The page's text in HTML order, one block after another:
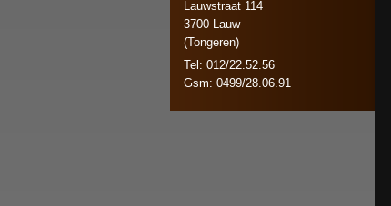
Lauwstraat 114
3700 Lauw
(Tongeren)
Tel: 012/22.52.56
Gsm: 0499/28.06.91